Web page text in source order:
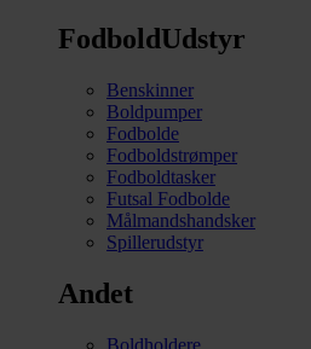
FodboldUdstyr
Benskinner
Boldpumper
Fodbolde
Fodboldstrømper
Fodboldtasker
Futsal Fodbolde
Målmandshandsker
Spillerudstyr
Andet
Boldholdere